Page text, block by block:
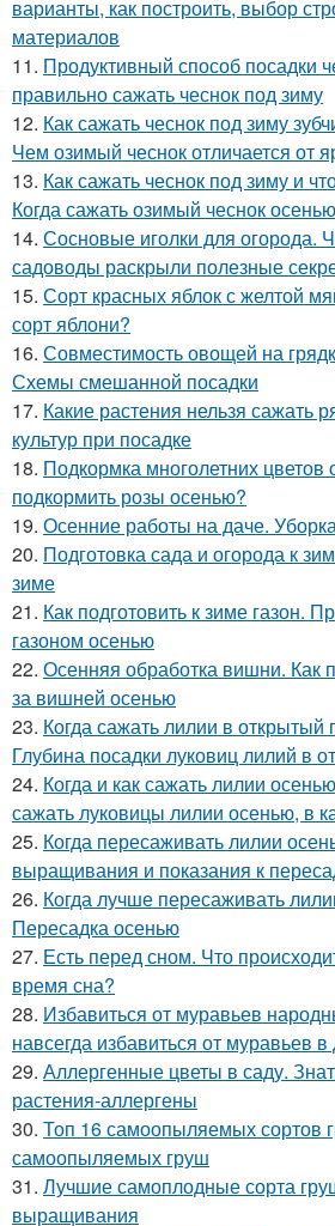
варианты, как построить, выбор
материалов
11. Продуктивный способ посадки
правильно сажать чеснок под зиму
12. Как сажать чеснок под зиму
Чем озимый чеснок отличается от
13. Как сажать чеснок под зиму и
Когда сажать озимый чеснок
14. Сосновые иголки для огорода.
садоводы раскрыли полезные
15. Сорт красных яблок с желтой
сорт яблони?
16. Совместимость овощей на
Схемы смешанной посадки
17. Какие растения нельзя сажать
культур при посадке
18. Подкормка многолетних
подкормить розы осенью?
19. Осенние работы на даче.
20. Подготовка сада и огорода к
зиме
21. Как подготовить к зиме газон.
газоном осенью
22. Осенняя обработка вишни. Как
за вишней осенью
23. Когда сажать лилии в открытый
Глубина посадки луковиц лилий в
24. Когда и как сажать лилии
сажать луковицы лилии осенью, в
25. Когда пересаживать лилии
выращивания и показания к
26. Когда лучше пересаживать
Пересадка осенью
27. Есть перед сном. Что
время сна?
28. Избавиться от муравьев
навсегда избавиться от муравьев
29. Аллергенные цветы в саду.
растения-аллергены
30. Топ 16 самоопыляемых сортов
самоопыляемых груш
31. Лучшие самоплодные сорта
выращивания